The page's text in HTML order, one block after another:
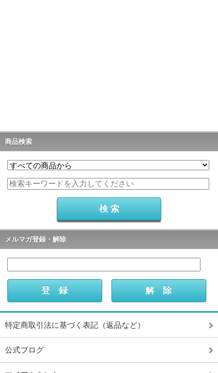
商品検索
メルマガ登録・解除
特定商取引法に基づく表記（返品など）
公式ブログ